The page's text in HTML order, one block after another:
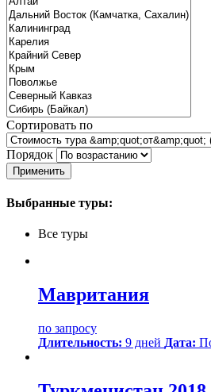
Сортировать по
Порядок
Выбранные туры:
Все туры
Мавритания
по запросу
Длительность: 9 дней Дата: